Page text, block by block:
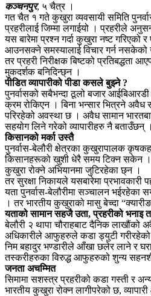
कञ्चनपुर, ५ चैत्र ।
गत चैत १ गते कुखुरा व्यवसायी समिति
प्रहरीलाई जिम्मा लगाईयो । प्रहरीले
यस बारेमा प्रश्न गर्दा कुखुरा नष्ट गरिएको
आउनसक्ने समस्यालाई विचार गर्न नसकेको र
तर प्रहरी निरीक्षक बिष्टको प्रतिबद्धता
मुकदर्शक बनिदिन्छ्न ।
पीडित व्यापारीको पीडा कसले बुझ्ने ?
पुनर्वासको सबैभन्दा ठूलो बजार
क्रम रोकिएन । बिना भन्सार भित्रने अवैध
परिरहेको अवस्था छ । अवैध सामान
सहयोग लिने गरेको व्यापारीहरु नै बताउँछन्
किसानको मर्का उस्तै
पुनर्वास-बेलौरी क्षेत्रका कुखुरापालक
किसानहरूको खुशी धेरै समय टिक्न सकेन ।
कुखुरा रोक्ने अभियानमा जुटिरहेका छ्न ।
तर सुरक्षा निकायले यसबारेमा
यता पुनर्वास-बेलौरीमा सञ्चालन भईरहेका
। तर भारतीय कुखुराको मासु बेच्दा
यताको सामान सहजै उता, प्रहरीको भनाइ
बेलौरी २ थापा चौराहबाट दैनिक लाखौंको
अधिकारीले आफुहरुले कडा ड्युटी
निम बहादुर भण्डारीले आँखा छलेर लाने र
तस्करीहरुका विरुद्ध आफुहरुको शुन्य
जनता अचम्मित
सिमामा सशस्त्र प्रहरीको कडा गस्ती र
भारतीय कुखुरा रोक्न लागीपरेको छ,